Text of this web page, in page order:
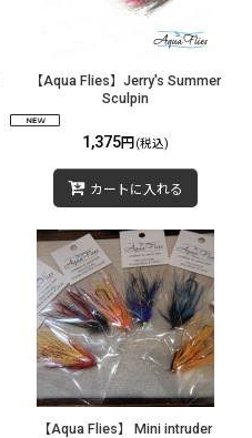
【Aqua Flies】Jerry's Summer
Sculpin
1,375円 (税込)
カートに入れる
【Aqua Flies】 Mini intruder